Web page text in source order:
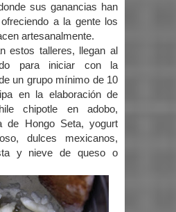
sus ganancias han
a la gente los
artesanalmente.
estos talleres, llegan al
para iniciar con la
un grupo mínimo de 10
en la elaboración de
chipotle en adobo,
de Hongo Seta, yogurt
dulces mexicanos,
y nieve de queso o